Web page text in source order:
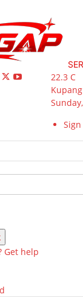
22.3 C
Kupang
Get help